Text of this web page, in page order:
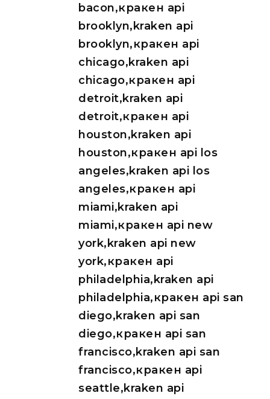
bacon,кракен api
brooklyn,kraken api
brooklyn,кракен api
chicago,kraken api
chicago,кракен api
detroit,kraken api
detroit,кракен api
houston,kraken api
houston,кракен api los
angeles,kraken api los
angeles,кракен api
miami,kraken api
miami,кракен api new
york,kraken api new
york,кракен api
philadelphia,kraken api
philadelphia,кракен api san
diego,kraken api san
diego,кракен api san
francisco,kraken api san
francisco,кракен api
seattle,kraken api